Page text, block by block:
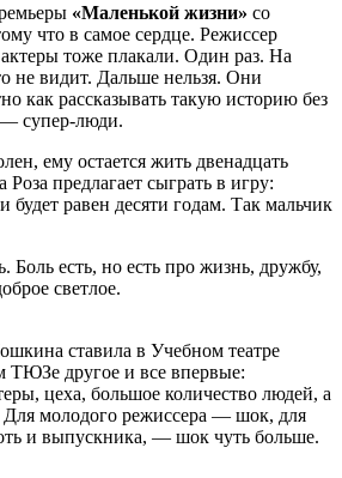
«Маленькой жизни» со
что в самое сердце. Режиссер
тоже плакали. Один раз. На
не видит. Дальше нельзя. Oни
как рассказывать такую историю без
— супер-люди.
ему остается жить двенадцать
предлагает сыграть в игру:
равен десяти годам. Так мальчик
Боль есть, но есть про жизнь, дружбу,
светлое.
ставила в Учебном театре
другое и все впервые:
цеха, большое количество людей, а
Для молодого режиссера — шок, для
и выпускника, — шок чуть больше.